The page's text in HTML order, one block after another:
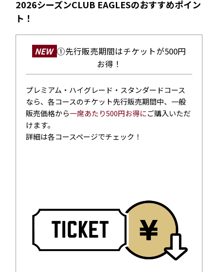
2026シーズンCLUB EAGLESのおすすめポイン
ト！
NEW ①先行販売期間はチケットが500円
お得！
プレミアム・ハイグレード・スタンダードコース
なら、各コースのチケット先行販売期間中、一般
販売価格から一席あたり500円お得にご購入いただ
けます。
詳細は各コースページでチェック！